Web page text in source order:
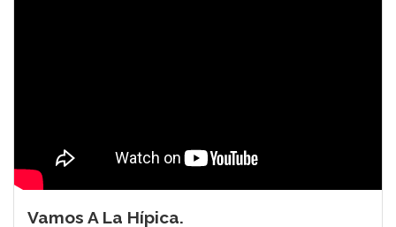
Vamos A La Hípica.